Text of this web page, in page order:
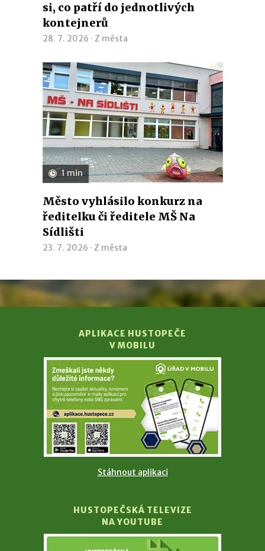
si, co patří do jednotlivých
kontejnerů
28. 7. 2026 · Z města
1 min
Město vyhlásilo konkurz na
ředitelku či ředitele MŠ Na
Sídlišti
23. 7. 2026 · Z města
APLIKACE HUSTOPEČE
V MOBILU
Stáhnout aplikaci
HUSTOPEČSKÁ TELEVIZE
NA YOUTUBE